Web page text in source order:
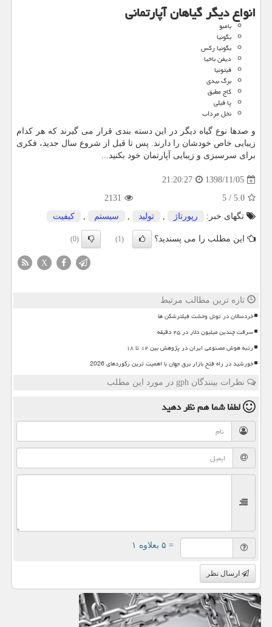
انواع دیگر گیاهان آپارتمانی
بامبو
بگونیا
بگونیا رکس
دیفن باخیا
فیتونیا
برگ بیدی
کاج مطبق
پا فیلی
نخل مرداب
و صدها نوع گیاه دیگر در این دسته بندی قرار می گیرند که هر کدام
زیبایی خاص خودشان را دارند. پس تا قبل از شروع سال جدید، فکری
برای سرسبزی و زیبایی آپارتمان خود بکنید...
1398/11/05
21:20:27
5.0
/
5
2131
تگهای خبر:
رپورتاژ , تولید , سیستم , كیفیت
این مطلب را می پسندید؟ (1)
(0)
X
تازه ترین مطالب مرتبط
خردسالان در تونل وحشت فیلترشکن ها
سرقت چندین میلیون دلار در ۲۵ دقیقه
رتبه هوش مصنوعی ایران در پژوهش بین ۱۲ تا ۱۸
خورشید در راه فتح بازار برق جهان با اهمیت ترین رکوردهای 2026
نظرات بینندگان gph در مورد این مطلب
لطفا شما همنظر دهید
= ۵ بعلاوه ۱
ارسال نظر